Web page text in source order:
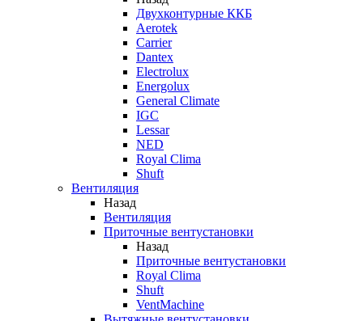
Двухконтурные ККБ
Aerotek
Carrier
Dantex
Electrolux
Energolux
General Climate
IGC
Lessar
NED
Royal Clima
Shuft
Вентиляция
Назад
Вентиляция
Приточные вентустановки
Назад
Приточные вентустановки
Royal Clima
Shuft
VentMachine